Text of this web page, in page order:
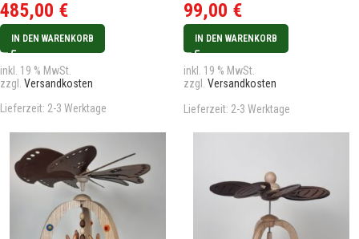
485,00 €
IN DEN WARENKORB
inkl. 19 % MwSt.
zzgl. Versandkosten
Lieferzeit: 2-3 Werktage
99,00 €
IN DEN WARENKORB
inkl. 19 % MwSt.
zzgl. Versandkosten
Lieferzeit: 2-3 Werktage